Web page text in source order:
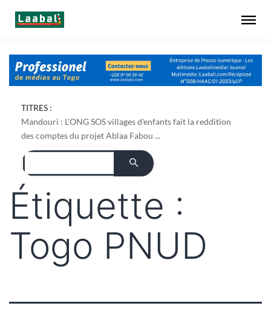
TITRES :
Mandouri : L'ONG SOS villages d'enfants fait la reddition
des comptes du projet Ablaa Fabou ...
Étiquette :
Togo PNUD